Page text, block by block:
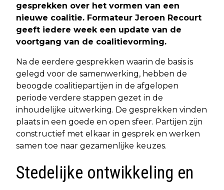
gesprekken over het vormen van een
nieuwe coalitie. Formateur Jeroen Recourt
geeft iedere week een update van de
voortgang van de coalitievorming.
Na de eerdere gesprekken waarin de basis is
gelegd voor de samenwerking, hebben de
beoogde coalitiepartijen in de afgelopen
periode verdere stappen gezet in de
inhoudelijke uitwerking. De gesprekken vinden
plaats in een goede en open sfeer. Partijen zijn
constructief met elkaar in gesprek en werken
samen toe naar gezamenlijke keuzes.
Stedelijke ontwikkeling en